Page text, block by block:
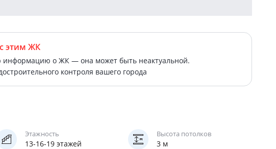
с этим ЖК
о ЖК — она может быть неактуальной.
контроля вашего города
Этажность
13-16-19 этажей
Высота потолков
3 м